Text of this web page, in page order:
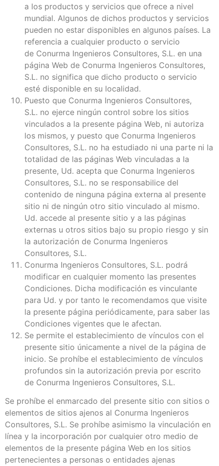
a los productos y servicios que ofrece a nivel
mundial. Algunos de dichos productos y servicios
pueden no estar disponibles en algunos países. La
referencia a cualquier producto o servicio
de Conurma Ingenieros Consultores, S.L. en una
página Web de Conurma Ingenieros Consultores,
S.L. no significa que dicho producto o servicio
esté disponible en su localidad.
Puesto que Conurma Ingenieros Consultores,
S.L. no ejerce ningún control sobre los sitios
vinculados a la presente página Web, ni autoriza
los mismos, y puesto que Conurma Ingenieros
Consultores, S.L. no ha estudiado ni una parte ni la
totalidad de las páginas Web vinculadas a la
presente, Ud. acepta que Conurma Ingenieros
Consultores, S.L. no se responsabilice del
contenido de ninguna página externa al presente
sitio ni de ningún otro sitio vinculado al mismo.
Ud. accede al presente sitio y a las páginas
externas u otros sitios bajo su propio riesgo y sin
la autorización de Conurma Ingenieros
Consultores, S.L.
Conurma Ingenieros Consultores, S.L. podrá
modificar en cualquier momento las presentes
Condiciones. Dicha modificación es vinculante
para Ud. y por tanto le recomendamos que visite
la presente página periódicamente, para saber las
Condiciones vigentes que le afectan.
Se permite el establecimiento de vínculos con el
presente sitio únicamente a nivel de la página de
inicio. Se prohíbe el establecimiento de vínculos
profundos sin la autorización previa por escrito
de Conurma Ingenieros Consultores, S.L.
Se prohíbe el enmarcado del presente sitio con sitios o
elementos de sitios ajenos al Conurma Ingenieros
Consultores, S.L. Se prohíbe asimismo la vinculación en
línea y la incorporación por cualquier otro medio de
elementos de la presente página Web en los sitios
pertenecientes a personas o entidades ajenas